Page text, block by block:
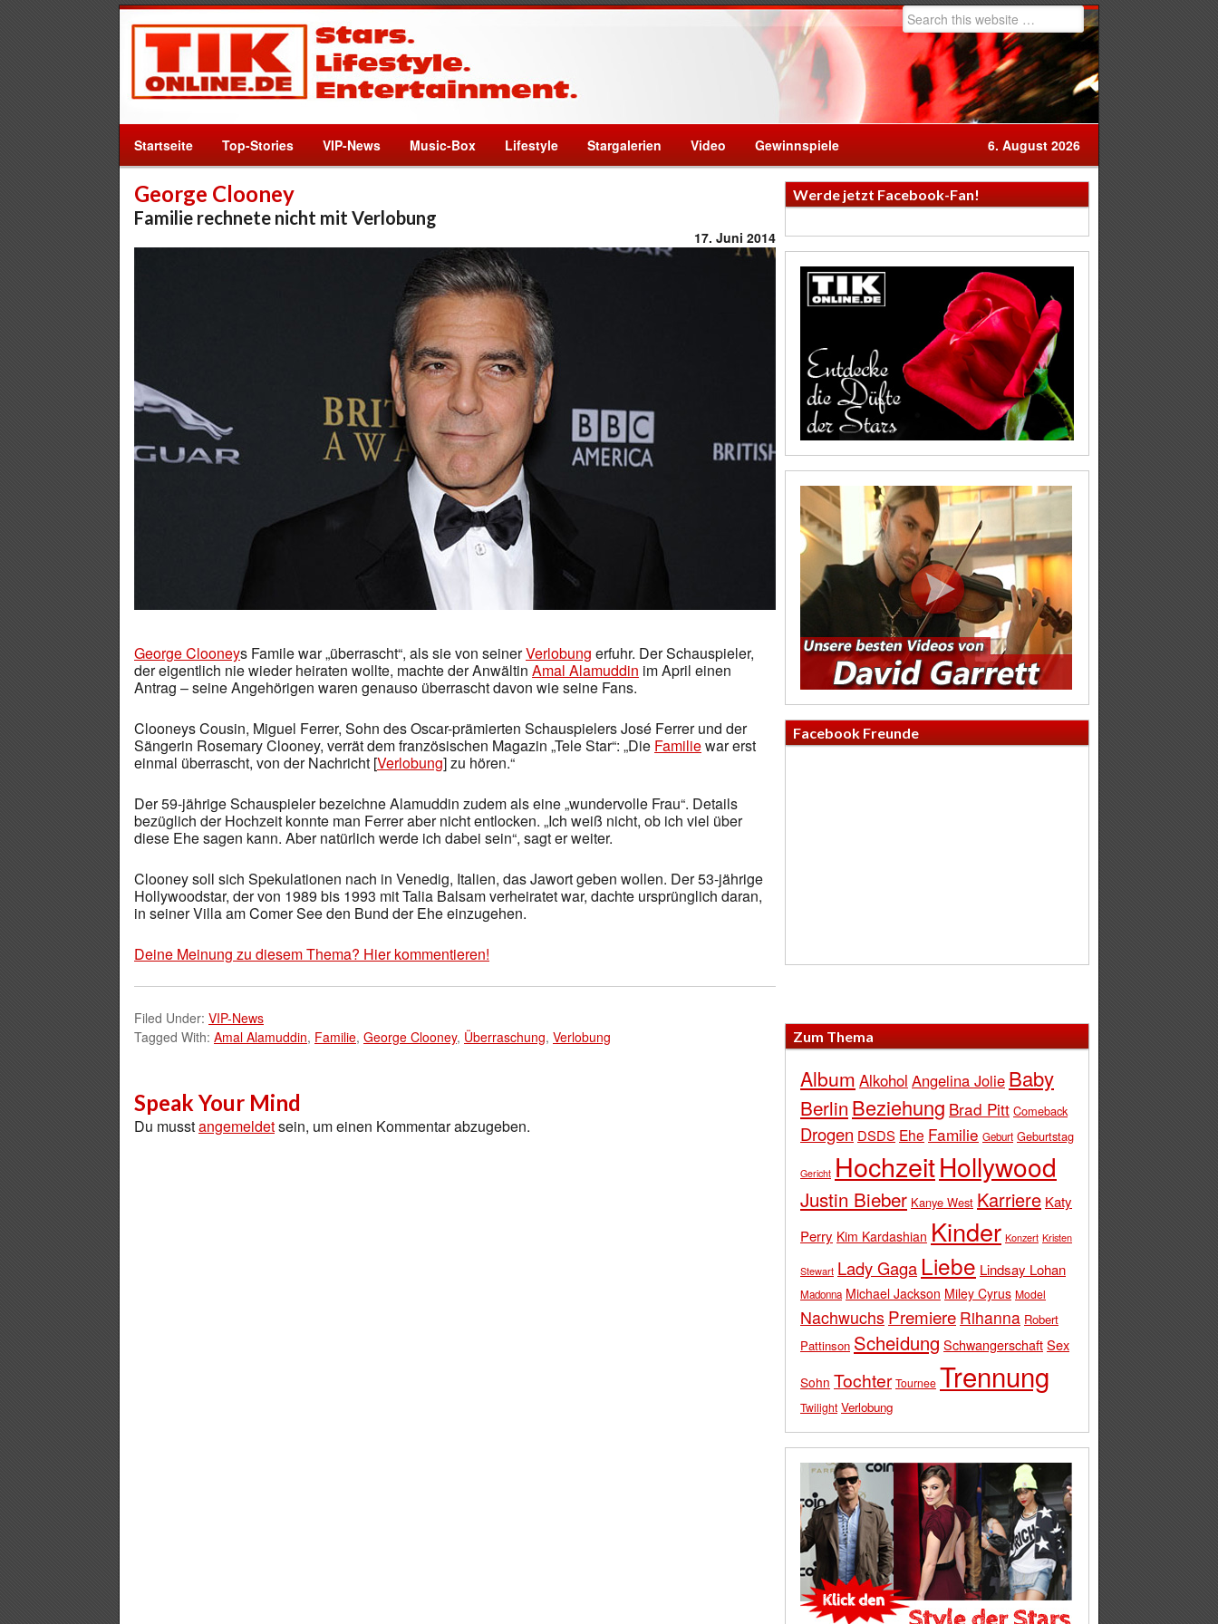
Startseite Top-Stories VIP-News Music-Box Lifestyle Stargalerien Video Gewinnspiele 6. August 2026
George Clooney
Familie rechnete nicht mit Verlobung
17. Juni 2014
George Clooneys Famile war „überrascht“, als sie von seinerVerlobung erfuhr. Der Schauspieler,
der eigentlich nie wieder heiraten wollte, machte der Anwältin Amal Alamuddin im April einen
Antrag – seine Angehörigen waren genauso überrascht davon wie seine Fans.
Clooneys Cousin, Miguel Ferrer, Sohn des Oscar-prämierten Schauspielers José Ferrer und der
Sängerin Rosemary Clooney, verrät dem französischen Magazin „Tele Star“: „Die Familiewar erst
einmal überrascht, von der Nachricht [Verlobung] zu hören.“
Der 59-jährige Schauspieler bezeichne Alamuddin zudem als eine „wundervolle Frau“. Details
bezüglich der Hochzeit konnte man Ferrer aber nicht entlocken. „Ich weiß nicht, ob ich viel über
diese Ehe sagen kann. Aber natürlich werde ich dabei sein“, sagt er weiter.
Clooney soll sich Spekulationen nach in Venedig, Italien, das Jawort geben wollen. Der 53-jährige
Hollywoodstar, der von 1989 bis 1993 mit Talia Balsam verheiratet war, dachte ursprünglich daran,
in seiner Villa am Comer See den Bund der Ehe einzugehen.
Deine Meinung zu diesem Thema? Hier kommentieren!
Filed Under: VIP-News
Tagged With: Amal Alamuddin, Familie, George Clooney, Überraschung, Verlobung
Speak Your Mind
Du musstangemeldetsein, um einen Kommentar abzugeben.
Werde jetzt Facebook-Fan!
Facebook Freunde
Zum Thema
Album Alkohol Angelina Jolie Baby
Berlin Beziehung Brad Pitt Comeback
Drogen DSDS Ehe Familie Geburt Geburtstag
Gericht HochzeitHollywood
Justin Bieber Kanye West Karriere Katy
Perry Kim Kardashian Kinder Konzert Kristen
Stewart Lady Gaga Liebe Lindsay Lohan
Madonna Michael Jackson Miley Cyrus Model
Nachwuchs Premiere Rihanna Robert
Pattinson Scheidung SchwangerschaftSex
Sohn Tochter Tournee Trennung
Twilight Verlobung